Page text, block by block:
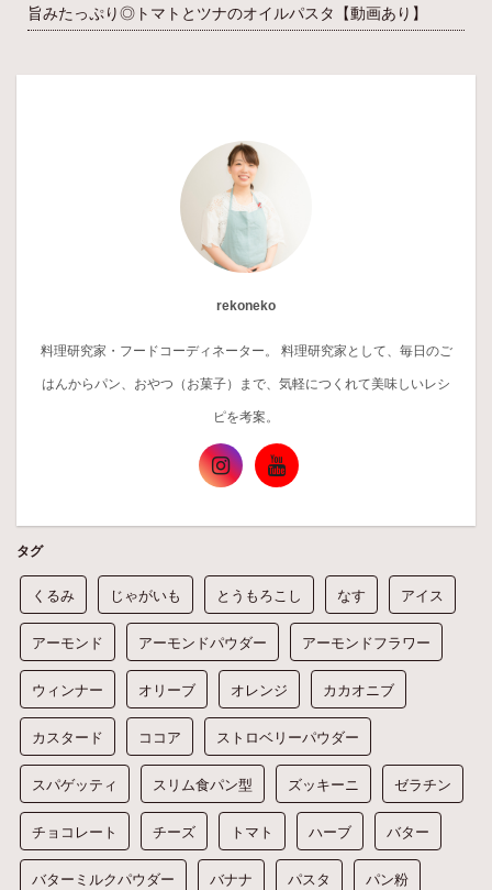
旨みたっぷり◎トマトとツナのオイルパスタ【動画あり】
rekoneko
料理研究家・フードコーディネーター。 料理研究家として、毎日のご
はんからパン、おやつ（お菓子）まで、気軽につくれて美味しいレシ
ピを考案。
タグ
くるみ じゃがいも とうもろこし なす アイス
アーモンド アーモンドパウダー アーモンドフラワー
ウィンナー オリーブ オレンジ カカオニブ
カスタード ココア ストロベリーパウダー
スパゲッティ スリム食パン型 ズッキーニ ゼラチン
チョコレート チーズ トマト ハーブ バター
バターミルクパウダー バナナ パスタ パン粉